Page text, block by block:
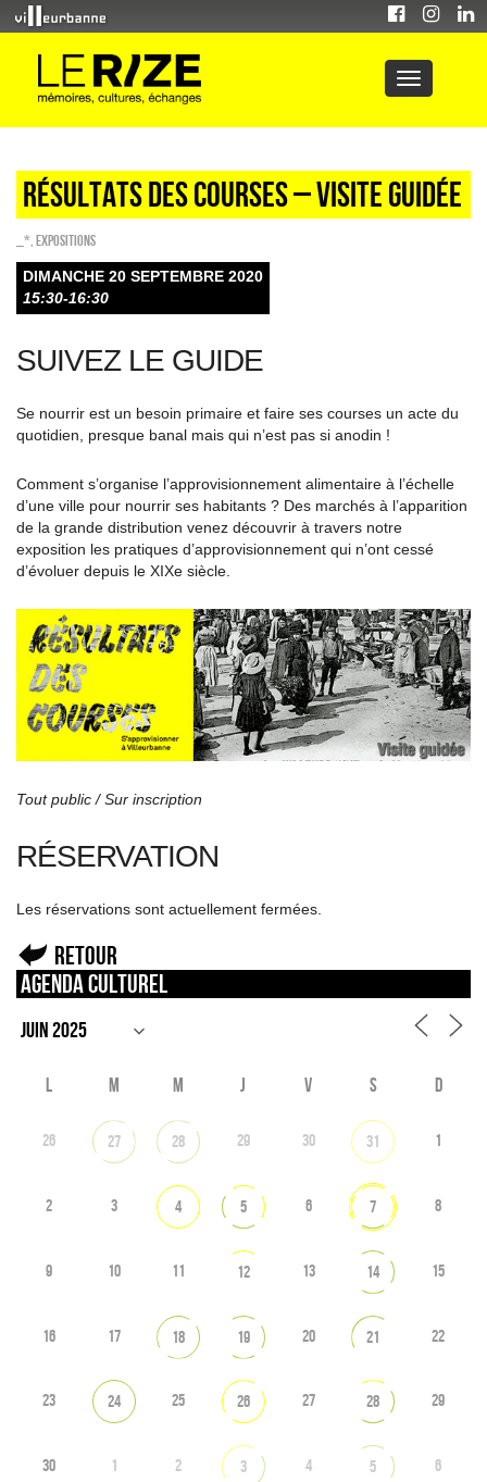
Résultats des courses – visite guidée
_* EXPOSITIONS
DIMANCHE 20 SEPTEMBRE 2020
15:30-16:30
SUIVEZ LE GUIDE
Se nourrir est un besoin primaire et faire ses courses un acte du
quotidien, presque banal mais qui n’est pas si anodin !
Comment s’organise l’approvisionnement alimentaire à l’échelle
d’une ville pour nourrir ses habitants ? Des marchés à l’apparition
de la grande distribution venez découvrir à travers notre
exposition les pratiques d’approvisionnement qui n’ont cessé
d’évoluer depuis le XIXe siècle.
Tout public / Sur inscription
RÉSERVATION
Les réservations sont actuellement fermées.
Retour
Agenda culturel
L M M J V S D
26 27 28 29 30 31 1
2 3 4 5 6 7 8
9 10 11 12 13 14 15
16 17 18 19 20 21 22
23 24 25 26 27 28 29
30 1 2 3 4 5 6